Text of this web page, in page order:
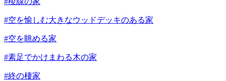
#空を愉しむ大きなウッドデッキのある家
#空を眺める家
#素足でかけまわる木の家
#終の棲家